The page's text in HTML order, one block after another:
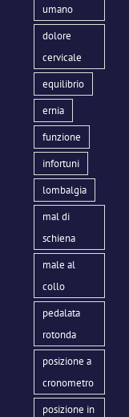
umano
dolore
cervicale
equilibrio
ernia
funzione
infortuni
lombalgia
mal di
schiena
male al
collo
pedalata
rotonda
posizione a
cronometro
posizione in